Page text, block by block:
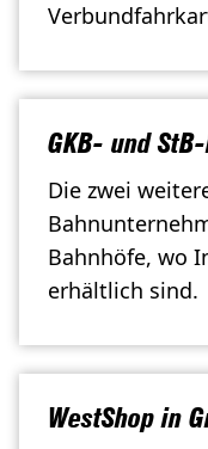
GKB- und
Die zwei
Bahnhöfe, wo
erhältlich sind.
WestShop in